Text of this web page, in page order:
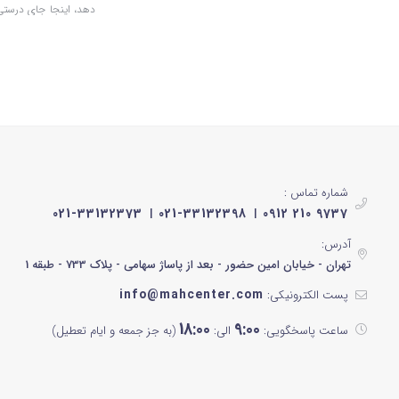
دهد، اینجا جای
بهداشتی ایران
مدیریت شد.
می‌دهد و این
محصولات
تنوع محصولات
مختلف را پوشش
رژلب‌های
شماره تماس :
0912 210 9737
021-33132398
021-33132373
آدرس:
تهران - خیابان امین حضور - بعد از پاساژ سهامی - پلاک 733 - طبقه 1
پست الکترونیکی: info@mahcenter.com
ساعت پاسخگویی: 9:00 الی: 18:00(به جز جمعه و ایام تعطیل)